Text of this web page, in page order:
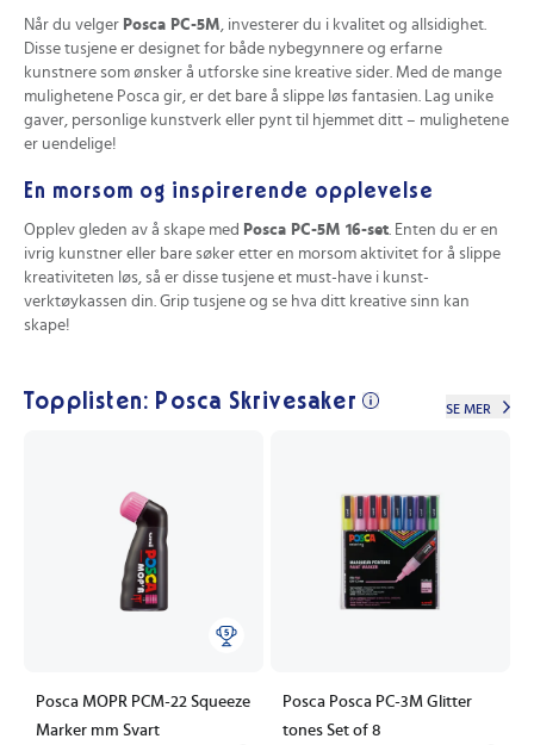
Når du velger Posca PC-5M, investerer du i kvalitet og allsidighet.
Disse tusjene er designet for både nybegynnere og erfarne
kunstnere som ønsker å utforske sine kreative sider. Med de mange
mulighetene Posca gir, er det bare å slippe løs fantasien. Lag unike
gaver, personlige kunstverk eller pynt til hjemmet ditt – mulighetene
er uendelige!
En morsom og inspirerende opplevelse
Opplev gleden av å skape med Posca PC-5M 16-set. Enten du er en
ivrig kunstner eller bare søker etter en morsom aktivitet for å slippe
kreativiteten løs, så er disse tusjene et must-have i kunst-
verktøykassen din. Grip tusjene og se hva ditt kreative sinn kan
skape!
Topplisten: Posca Skrivesaker SE MER
Posca MOPR PCM-22 Squeeze
Marker mm Svart
Posca Posca PC-3M Glitter
tones Set of 8